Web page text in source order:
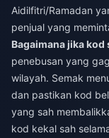
Aidilfitri/Ramadan
penjual yang
Bagaimana jika
penebusan yang
wilayah. Semak
dan pastikan kod
yang sah
kod kekal sah